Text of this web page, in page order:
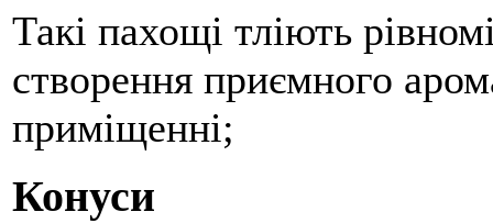
Такі пахощі тліють
створення приємного
приміщенні;
Конуси